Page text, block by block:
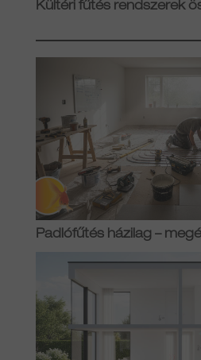
Kültéri fűtés rendszerek
Padlófűtés házilag –